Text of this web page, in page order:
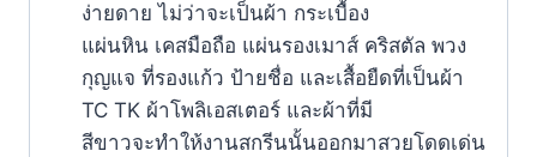
ง่ายดาย ไม่ว่าจะเป็นผ้า กระเบื้อง
แผ่นหิน เคสมือถือ แผ่นรองเมาส์ คริสตัล พวง
กุญแจ ที่รองแก้ว ป้ายชื่อ และเสื้อยืดที่เป็นผ้า
TC TK ผ้าโพลิเอสเตอร์ และผ้าที่มี
สีขาวจะทำให้งานสกรีนนั้นออกมาสวยโดดเด่น